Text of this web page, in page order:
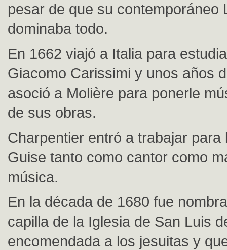
pesar de que su contemporáneo
dominaba todo.
En 1662 viajó a Italia para
Giacomo Carissimi y unos años
asoció a Molière para ponerle
de sus obras.
Charpentier entró a trabajar para
Guise tanto como cantor como
música.
En la década de 1680 fue
capilla de la Iglesia de San Luis
encomendada a los jesuitas y